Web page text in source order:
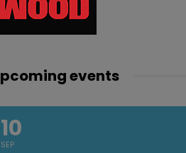
events
10
SEP